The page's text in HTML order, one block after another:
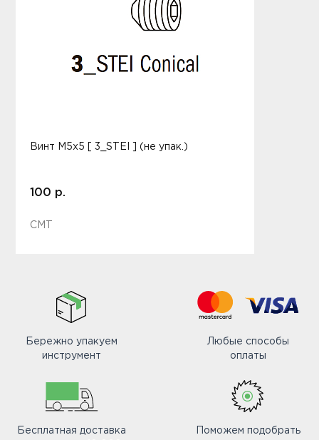
Винт M5x5 [ 3_STEI ] (не упак.)
100 р.
CMT
Бережно упакуем
инструмент
Любые способы
оплаты
Бесплатная доставка
Поможем подобрать